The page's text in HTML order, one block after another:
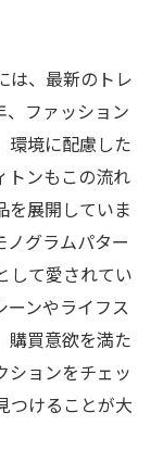
は、最新のトレ
、ファッション
環境に配慮した
トンもこの流れ
を展開していま
ノグラムパター
して愛されてい
ーンやライフス
購買意欲を満た
ションをチェッ
つけることが大